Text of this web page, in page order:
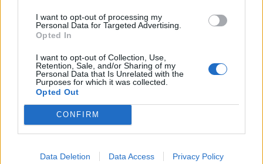
I want to opt-out of processing my
Personal Data for Targeted Advertising.
Opted In
I want to opt-out of Collection, Use,
Retention, Sale, and/or Sharing of my
Personal Data that Is Unrelated with the
Purposes for which it was collected.
Opted Out
CONFIRM
Data Deletion Data Access Privacy Policy
Publicado3 de Noviembre del 2024
Nadie sabe nada??